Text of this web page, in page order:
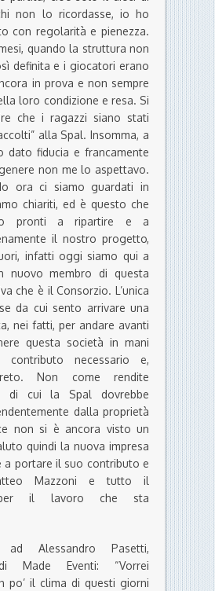
non lo ricordasse, io ho
con regolarità e pienezza.
quando la struttura non
definita e i giocatori erano
in prova e non sempre
loro condizione e resa. Si
che i ragazzi siano stati
alla Spal. Insomma, a
dato fiducia e francamente
non me lo aspettavo.
ora ci siamo guardati in
chiariti, ed è questo che
pronti a ripartire e a
il nostro progetto,
infatti oggi siamo qui a
nuovo membro di questa
che è il Consorzio. L’unica
da cui sento arrivare una
nei fatti, per andare avanti
questa società in mani
contributo necessario e,
Non come rendite
di cui la Spal dovrebbe
dalla proprietà
non si è ancora visto un
quindi la nuova impresa
a portare il suo contributo e
Mazzoni e tutto il
per il lavoro che sta
Alessandro Pasetti,
Made Eventi: “Vorrei
po’ il clima di questi giorni